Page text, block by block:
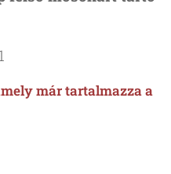
már tartalmazza a